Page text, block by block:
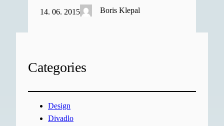
14. 06. 2015 Boris Klepal
Categories
Design
Divadlo